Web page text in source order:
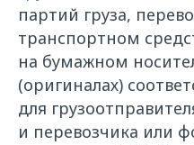
партий груза,
транспортном
на бумажном
(оригиналах)
для
и перевозчика или